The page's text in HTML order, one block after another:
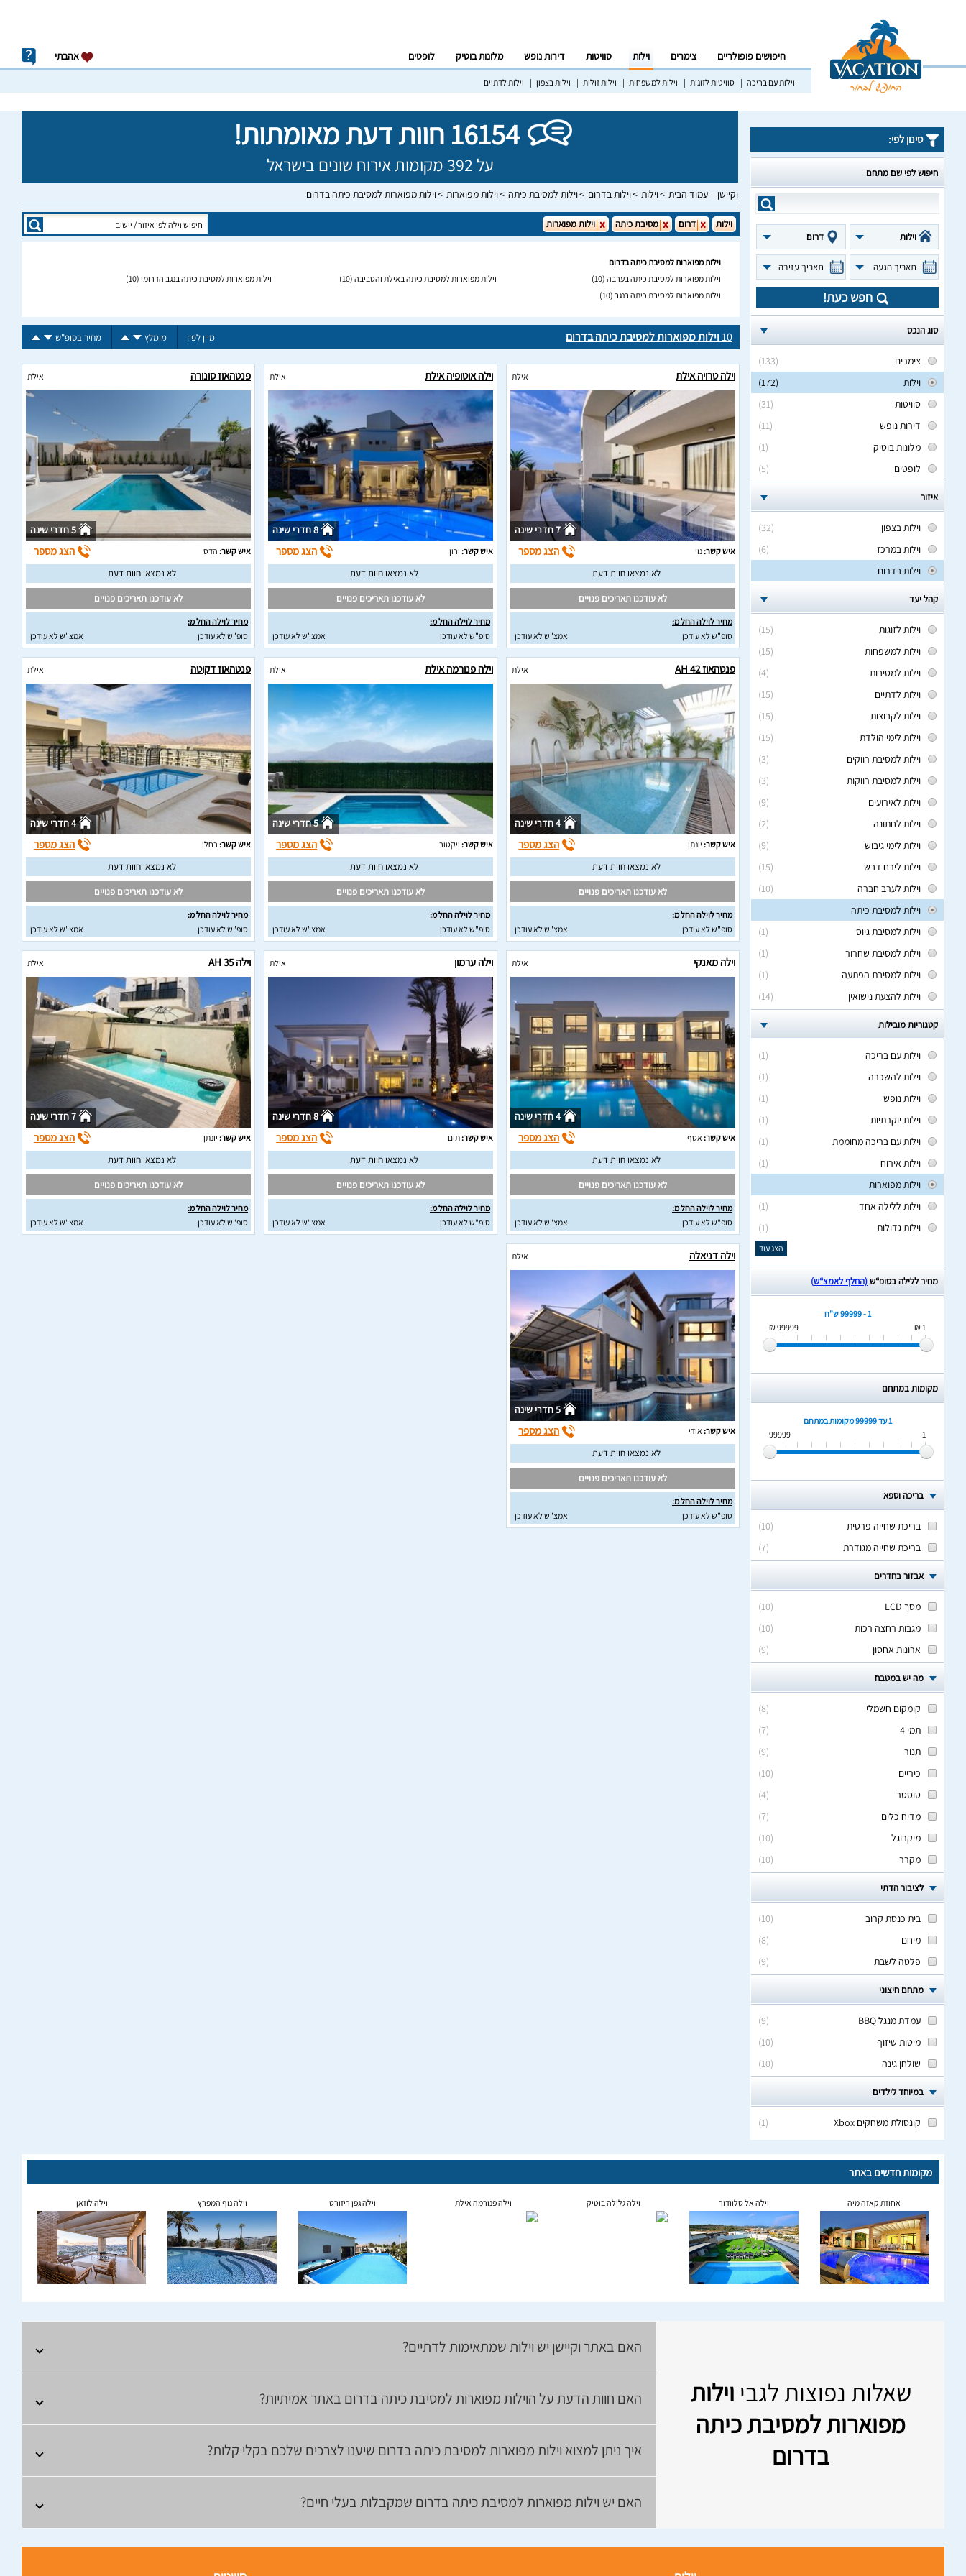
חיפושים פופולריים צימרים וילות סוויטות דירות נופש מלונות בוטיק לופטים אהבתי
וילות עם בריכה סוויטות לזוגות וילות למשפחות וילות זולות וילות בצפון וילות לדתיים
16154 חוות דעת מאומתות!
על 392 מקומות אירוח שונים בישראל
וקיישן – עמוד הבית וילות וילות בדרום וילות למסיבת כיתה וילות מפוארות וילות מפוארות למסיבת כיתה בדרום
סינון לפי:
חיפוש לפי שם מתחם
וילות דרום
תאריך הגעה תאריך עזיבה
חפש כעת!
סוג הנכס
(133)
צימרים
(172)
וילות
(31)
סוויטות
(11)
דירות נופש
(1)
מלונות בוטיק
(5)
לופטים
איזור
(32)
וילות בצפון
(6)
וילות במרכז
וילות בדרום
קהל יעד
(15)
וילות לזוגות
(15)
וילות למשפחות
(4)
וילות למסיבות
(15)
וילות לדתיים
(15)
וילות לקבוצות
(15)
וילות לימי הולדת
(3)
וילות למסיבת רווקים
(3)
וילות למסיבת רווקות
(9)
וילות לאירועים
(2)
וילות לחתונה
(9)
וילות לימי גיבוש
(15)
וילות לירח דבש
(10)
וילות לערב חברה
וילות למסיבת כיתה
(1)
וילות למסיבת גיוס
(1)
וילות למסיבת שחרור
(1)
וילות למסיבת הפתעה
(14)
וילות להצעת נישואין
קטגוריות מובילות
(1)
וילות עם בריכה
(1)
וילות להשכרה
(1)
וילות נופש
(1)
וילות יוקרתיות
(1)
וילות עם בריכה מחוממת
(1)
וילות אירוח
וילות מפוארות
(1)
וילות ללילה אחד
(1)
וילות גדולות
הצג עוד
מחיר ללילה בסופ“ש(החלף לאמצ“ש)
1 - 99999 ש"ח
1 ₪
99999 ₪
מקומות במתחם
1 עד 99999
מקומות במתחם
1
99999
בריכה וספא
(
10
)
בריכת שחייה פרטית
(
7
) בריכת שחייה מגודרת
אבזור בחדרים
(
10
)
מסך LCD
(
10
)
מגבות רחצה רכות
(
9
) ארונות אחסון
מה יש במטבח
(
8
)
קומקום חשמלי
(
7
)
תמי 4
(
9
)
תנור
(
10
)
כיריים
(
4
)
טוסטר
(
7
)
מדיח כלים
(
10
)
מיקרוגל
(
10
) מקרר
לציבור הדתי
(
10
)
בית כנסת קרוב
(
8
)
מיחם
(
9
) פלטה לשבת
מתחם חיצוני
(
9
)
עמדת מנגל BBQ
(
10
)
מיטות שיזוף
(
10
) שולחן גינה
במיוחד לילדים
(
1
) קונסולת משחקים Xbox
וילות דרום מסיבת כיתה וילות מפוארות
וילות מפוארות למסיבת כיתה בדרום
וילות מפוארות למסיבת כיתה בערבה (10) וילות מפוארות למסיבת כיתה באילת והסביבה (10) וילות מפוארות למסיבת כיתה בנגב הדרומי (10)
וילות מפוארות למסיבת כיתה בנגב (10)
10וילות מפוארות למסיבת כיתה בדרום מיין לפי: מומלץ מחיר בסופ"ש
וילה טרויה אילת אילת
7 חדרי שינה
איש קשר:נוי הצג מספר
לא נמצאו חוות דעת
לא עודכנו תאריכים פנויים
מחיר לוילה החל מ:
סופ"ש לא עודכן
אמצ"ש לא עודכן
וילה אוטופיה אילת אילת
8 חדרי שינה
איש קשר: ירון הצג מספר
לא נמצאו חוות דעת
לא עודכנו תאריכים פנויים
מחיר לוילה החל מ:
סופ"ש לא עודכן
אמצ"ש לא עודכן
פנטהאוז סונורה אילת
5 חדרי שינה
איש קשר: הדס הצג מספר
לא נמצאו חוות דעת
לא עודכנו תאריכים פנויים
מחיר לוילה החל מ:
סופ"ש לא עודכן
אמצ"ש לא עודכן
פנטהאוז AH 42 אילת
4 חדרי שינה
איש קשר: יונתן הצג מספר
לא נמצאו חוות דעת
לא עודכנו תאריכים פנויים
מחיר לוילה החל מ:
סופ"ש לא עודכן
אמצ"ש לא עודכן
וילה פנורמה אילת אילת
5 חדרי שינה
איש קשר: ויקטור הצג מספר
לא נמצאו חוות דעת
לא עודכנו תאריכים פנויים
מחיר לוילה החל מ:
סופ"ש לא עודכן
אמצ"ש לא עודכן
פנטהאוז דקוטה אילת
4 חדרי שינה
איש קשר: רחלי הצג מספר
לא נמצאו חוות דעת
לא עודכנו תאריכים פנויים
מחיר לוילה החל מ:
סופ"ש לא עודכן
אמצ"ש לא עודכן
וילה מאנקי אילת
4 חדרי שינה
איש קשר: אסף הצג מספר
לא נמצאו חוות דעת
לא עודכנו תאריכים פנויים
מחיר לוילה החל מ:
סופ"ש לא עודכן
אמצ"ש לא עודכן
וילה ערמון אילת
8 חדרי שינה
איש קשר:תום הצג מספר
לא נמצאו חוות דעת
לא עודכנו תאריכים פנויים
מחיר לוילה החל מ:
סופ"ש לא עודכן
אמצ"ש לא עודכן
וילה AH 35 אילת
7 חדרי שינה
איש קשר: יונתן הצג מספר
לא נמצאו חוות דעת
לא עודכנו תאריכים פנויים
מחיר לוילה החל מ:
סופ"ש לא עודכן
אמצ"ש לא עודכן
וילה דניאלה אילת
5 חדרי שינה
איש קשר: אודי הצג מספר
לא נמצאו חוות דעת
לא עודכנו תאריכים פנויים
מחיר לוילה החל מ:
סופ"ש לא עודכן
אמצ"ש לא עודכן
מקומות חדשים באתר
אחוזת קאזה מיה וילה אל סלוודור וילה גלילה בוטיק וילה פנורמה אילת וילה גפן ריזורט וילה נוף המפרץ וילה לוזאן
שאלות נפוצות לגבי וילות
מפוארות למסיבת כיתה
בדרום
האם באתר וקיישן יש וילות שמתאימות לדתיים?
האם חוות הדעת על הוילות מפוארות למסיבת כיתה בדרום באתר אמיתיות?
איך ניתן למצוא וילות מפוארות למסיבת כיתה בדרום שיענו לצרכים שלכם בקלי קלות?
האם יש וילות מפוארות למסיבת כיתה בדרום שמקבלות בעלי חיים?